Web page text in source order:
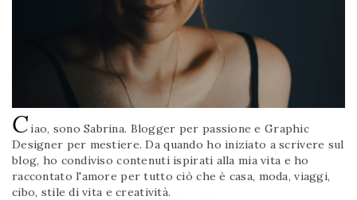
Ciao, sono Sabrina. Blogger per passione e Graphic
Designer per mestiere. Da quando ho iniziato a scrivere sul
blog, ho condiviso contenuti ispirati alla mia vita e ho
raccontato l'amore per tutto ciò che è casa, moda, viaggi,
cibo, stile di vita e creatività.